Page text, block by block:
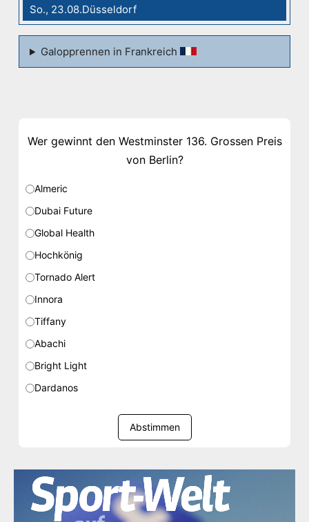
So., 23.08.Düsseldorf
Galopprennen in Frankreich
Wer gewinnt den Westminster 136. Grossen Preis
von Berlin?
Almeric
Dubai Future
Global Health
Hochkönig
Tornado Alert
Innora
Tiffany
Abachi
Bright Light
Dardanos
Abstimmen